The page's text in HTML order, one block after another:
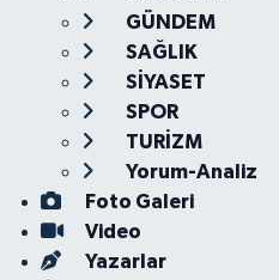
GÜNDEM
SAĞLIK
SİYASET
SPOR
TURİZM
Yorum-Analiz
Foto Galeri
Video
Yazarlar